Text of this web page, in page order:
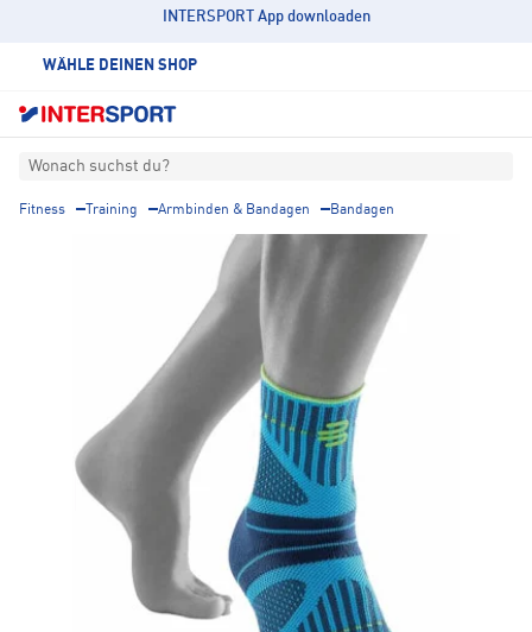
INTERSPORT App downloaden
WÄHLE DEINEN SHOP
Wonach suchst du?
Fitness Training Armbinden & Bandagen Bandagen